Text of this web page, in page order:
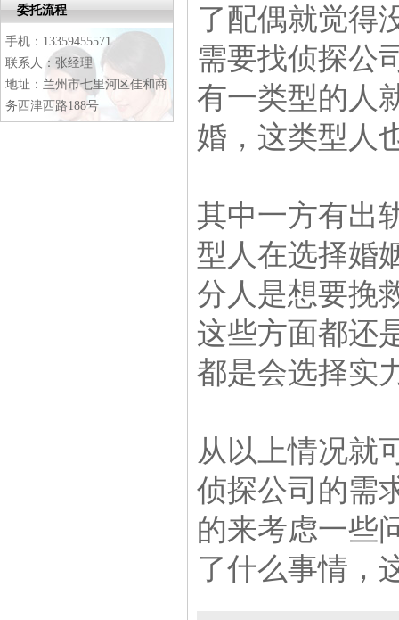
委托流程
手机：13359455571
联系人：张经理
地址：兰州市七里河区佳和商
务西津西路188号
了配偶就觉得
需要找侦探公
有一类型的人
婚，这类型人
其中一方有出
型人在选择婚
分人是想要挽
这些方面都还
都是会选择实
从以上情况就
侦探公司的需
的来考虑一些
了什么事情，